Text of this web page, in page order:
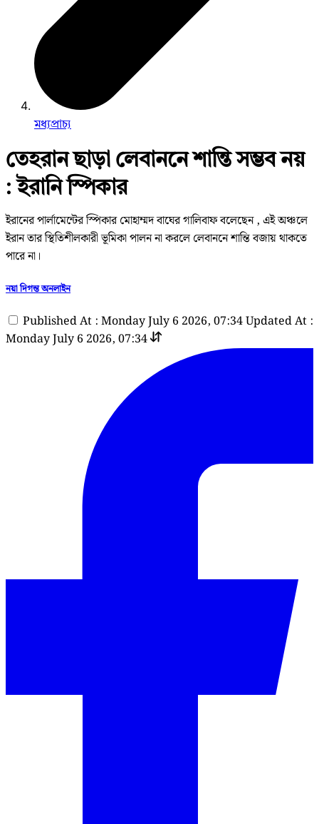
মধ্যপ্রাচ্য
তেহরান ছাড়া লেবাননে শান্তি সম্ভব নয়
: ইরানি স্পিকার
ইরানের পার্লামেন্টের স্পিকার মোহাম্মদ বাঘের গালিবাফ বলেছেন , এই অঞ্চলে
ইরান তার স্থিতিশীলকারী ভূমিকা পালন না করলে লেবাননে শান্তি বজায় থাকতে
পারে না।
নয়া দিগন্ত অনলাইন
Published At : Monday July 6 2026, 07:34Updated At :
Monday July 6 2026, 07:34